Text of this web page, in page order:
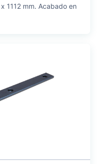
1112 mm. Acabado en